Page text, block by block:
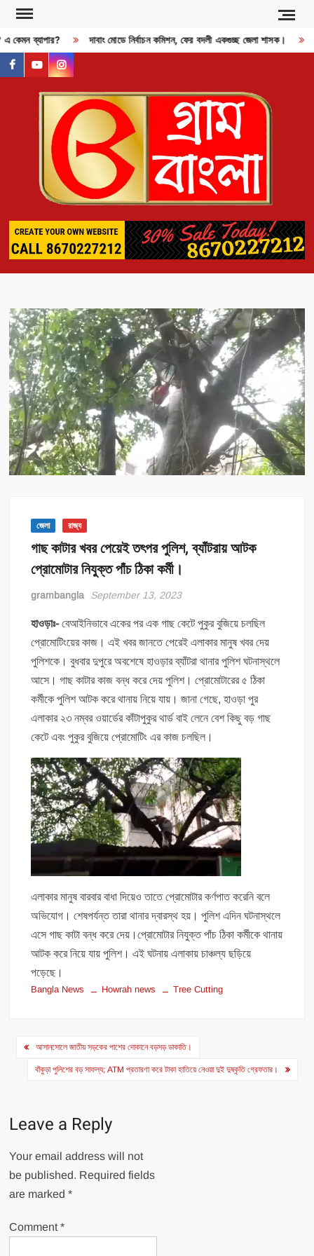
Skip
content
কেমন ব্যাপার? দাবাং মোডে নির্বাচন কমিশন, ফের বদলী একগুচ্ছ জেলা শাসক।
facebook
youtubeinstagram
জেলা রাজ্য
গাছ কাটার খবর পেয়েই তৎপর পুলিশ, ব্যাঁটরায় আটক
প্রোমোটার নিযুক্ত পাঁচ ঠিকা কর্মী।
grambangla September 13, 2023
হাওড়াঃ-বেআইনিভাবে একের পর এক গাছ কেটে পুকুর বুজিয়ে চলছিল
প্রোমোটিংয়ের কাজ। এই খবর জানতে পেরেই এলাকার মানুষ খবর দেয়
পুলিশকে। বুধবার দুপুরে অবশেষে হাওড়ার ব্যাঁটরা থানার পুলিশ ঘটনাস্থলে
আসে। গাছ কাটার কাজ বন্ধ করে দেয় পুলিশ। প্রোমোটারের ৫ ঠিকা
কর্মীকে পুলিশ আটক করে থানায় নিয়ে যায়। জানা গেছে, হাওড়া পুর
এলাকার ২৩ নম্বর ওয়ার্ডের কাঁটাপুকুর থার্ড বাই লেনে বেশ কিছু বড় গাছ
কেটে এবং পুকুর বুজিয়ে প্রোমোটিং এর কাজ চলছিল।
এলাকার মানুষ বারবার বাধা দিয়েও তাতে প্রোমোটার কর্ণপাত করেনি বলে
অভিযোগ। শেষপর্যন্ত তারা থানার দ্বারস্থ হয়। পুলিশ এদিন ঘটনাস্থলে
এসে গাছ কাটা বন্ধ করে দেয়।প্রোমোটার নিযুক্ত পাঁচ ঠিকা কর্মীকে থানায়
আটক করে নিয়ে যায় পুলিশ। এই ঘটনায় এলাকায় চাঞ্চল্য ছড়িয়ে
পড়েছে।
Bangla News Howrah news Tree Cutting
Post
navigation
আসানসোলে জাতীয় সড়কের পাশের দোকানে বড়সড় ডাকাতি।
বাঁকুড়া পুলিশের বড় সাফল্য; ATM প্রতারণা করে টাকা হাতিয়ে নেওয়া দুই দুষ্কৃতি গ্রেফতার।
Leave a Reply
Your email address will not
be published. Required fields
are marked*
Comment*